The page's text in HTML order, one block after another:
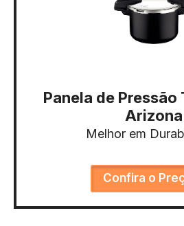
Panela de
Arizona
Melhor em
Confira o